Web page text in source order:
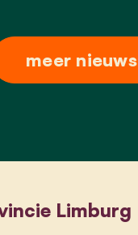
meer nieuws
Limburg